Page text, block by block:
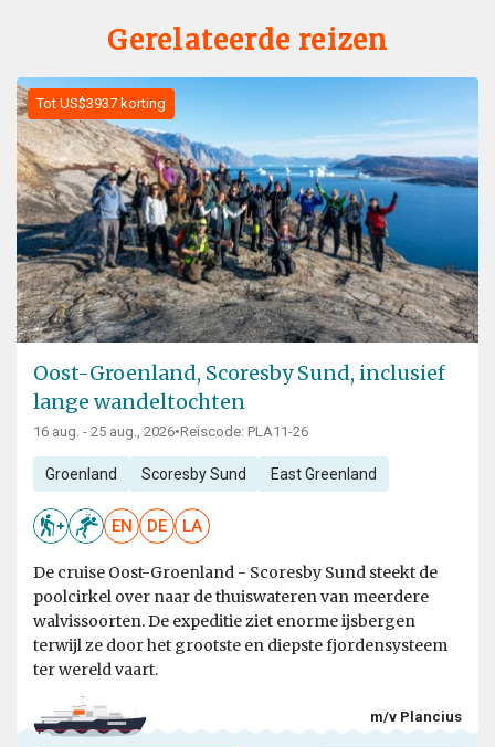
Gerelateerde reizen
Tot US$3937 korting
Oost-Groenland, Scoresby Sund, inclusief
lange wandeltochten
16 aug. - 25 aug., 2026•Reiscode: PLA11-26
Groenland Scoresby Sund East Greenland
EN DE LA
De cruise Oost-Groenland - Scoresby Sund steekt de
poolcirkel over naar de thuiswateren van meerdere
walvissoorten. De expeditie ziet enorme ijsbergen
terwijl ze door het grootste en diepste fjordensysteem
ter wereld vaart.
m/v Plancius